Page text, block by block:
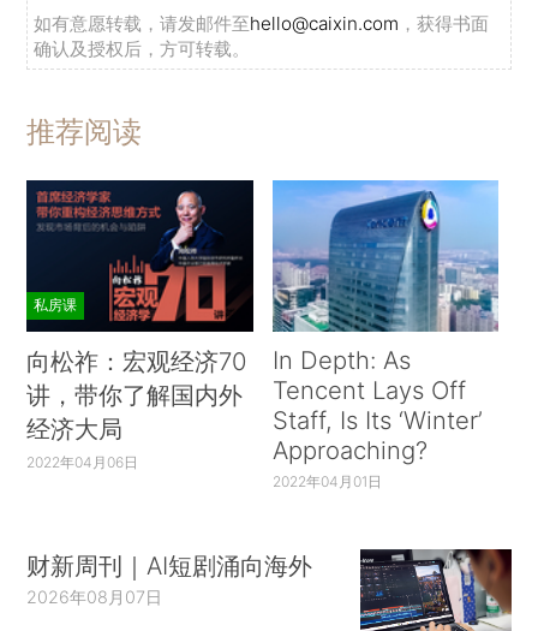
如有意愿转载，请发邮件至hello@caixin.com ，获得书面
确认及授权后，方可转载。
推荐阅读
私房课
向松祚：宏观经济70
讲，带你了解国内外
经济大局
2022年04月06日
In Depth: As
Tencent Lays Off
Staff, Is Its ‘Winter’
Approaching?
2022年04月01日
财新周刊｜AI短剧涌向海外
2026年08月07日